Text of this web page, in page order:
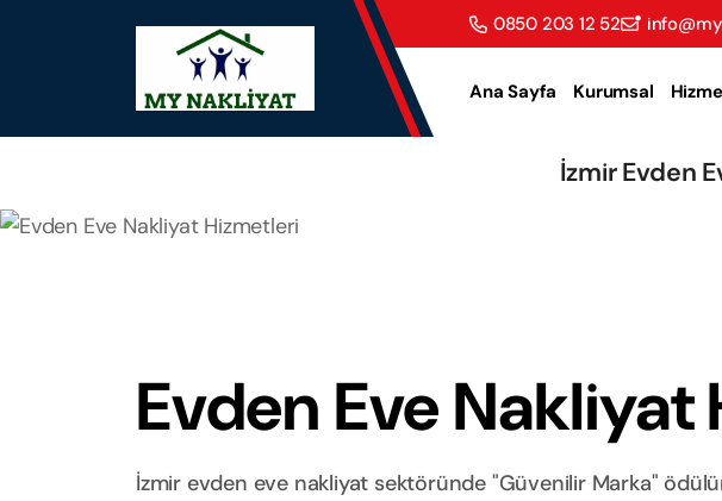
0850 203 12 52
Ana Sayfa Kurumsal
İzmir Evden
Evden Eve Nakliyat
İzmir evden eve nakliyat sektöründe "Güvenilir Marka"